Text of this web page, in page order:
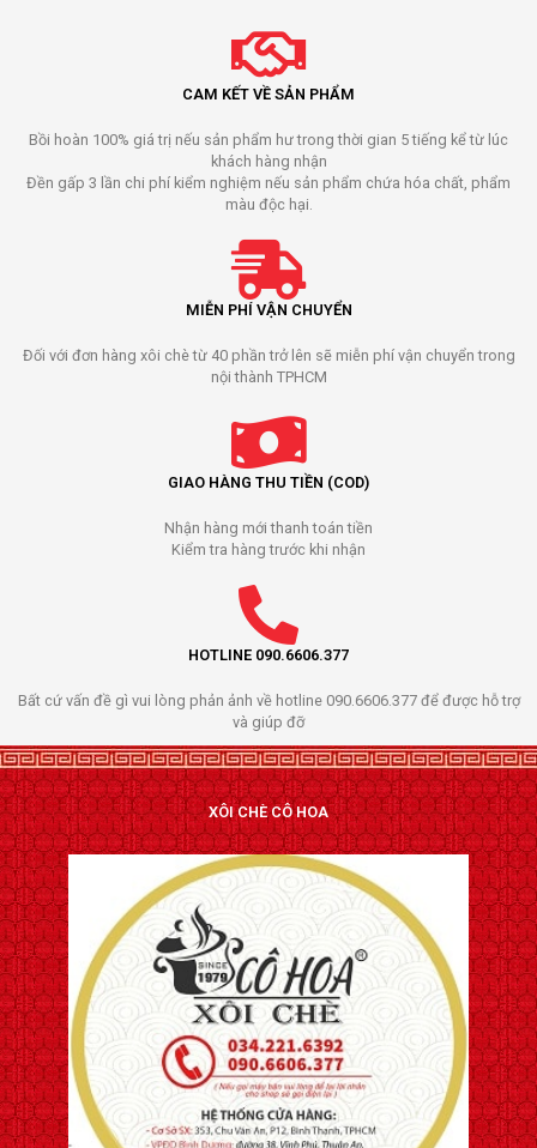
CAM KẾT VỀ SẢN PHẨM
Bồi hoàn 100% giá trị nếu sản phẩm hư trong thời gian 5 tiếng kể từ lúc
khách hàng nhận
Đền gấp 3 lần chi phí kiểm nghiệm nếu sản phẩm chứa hóa chất, phẩm
màu độc hại.
MIỄN PHÍ VẬN CHUYỂN
Đối với đơn hàng xôi chè từ 40 phần trở lên sẽ miễn phí vận chuyển trong
nội thành TPHCM
GIAO HÀNG THU TIỀN (COD)
Nhận hàng mới thanh toán tiền
Kiểm tra hàng trước khi nhận
HOTLINE 090.6606.377
Bất cứ vấn đề gì vui lòng phản ảnh về hotline 090.6606.377 để được hỗ trợ
và giúp đỡ
XÔI CHÈ CÔ HOA